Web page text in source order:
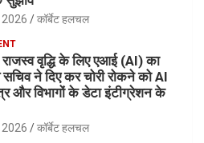
कॉर्बेट हलचल
वृद्धि के लिए एआई (AI) का
सचिव ने दिए कर चोरी रोकने को AI
और विभागों के डेटा इंटीग्रेशन के
कॉर्बेट हलचल